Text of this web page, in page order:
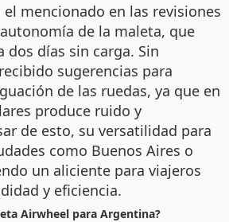
mencionado en las revisiones
de la maleta, que
dos días sin carga. Sin
sugerencias para
de las ruedas, ya que en
produce ruido y
de esto, su versatilidad para
como Buenos Aires o
un aliciente para viajeros
y eficiencia.
Airwheel para Argentina?